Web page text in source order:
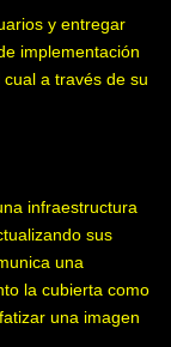
y entregar
implementación
a través de su
infraestruc­tura
sus
una
la cubierta como
una imagen